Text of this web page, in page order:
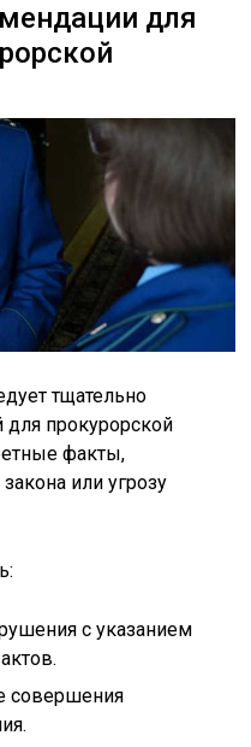
для
тщательно
для прокурорской
факты,
или угрозу
с указанием
совершения